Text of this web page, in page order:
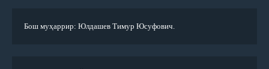
Бош муҳаррир: Юлдашев Тимур Юсуфович.